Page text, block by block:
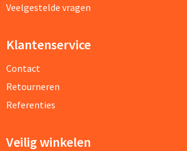
Veelgestelde vragen
Klantenservice
Contact
Retourneren
Referenties
Veilig winkelen